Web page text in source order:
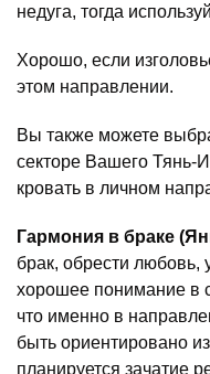
недуга, тогда
Хорошо, если
этом направлении.
Вы также можете
секторе Вашего Тянь-
кровать в личном
Гармония в браке
брак, обрести любовь,
хорошее понимание в
что именно в
быть ориентировано
планируется зачатие